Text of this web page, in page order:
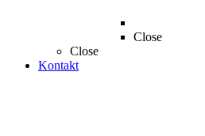
Close
Close
Kontakt